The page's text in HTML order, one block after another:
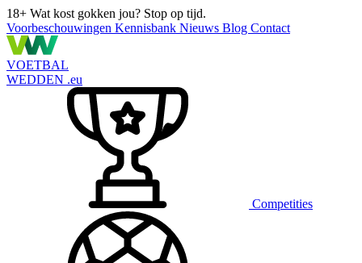
18+ Wat kost gokken jou? Stop op tijd.
Voorbeschouwingen Kennisbank Nieuws Blog Contact
VOETBAL
WEDDEN .eu
Competities